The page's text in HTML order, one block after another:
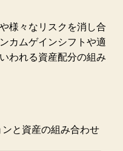
様々なリスクを消し合
カムゲインシフトや適
われる資産配分の組み
と資産の組み合わせ